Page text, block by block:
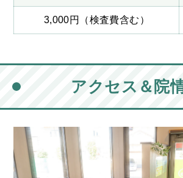
3,000円（検査費含む）
アクセス＆院